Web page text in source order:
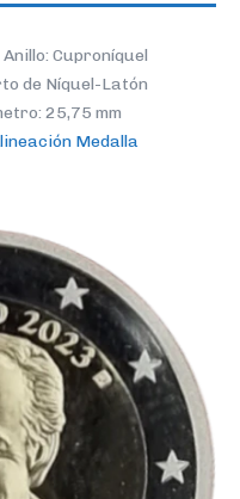
Anillo: Cuproníquel
de Níquel-Latón
25,75 mm
Medalla